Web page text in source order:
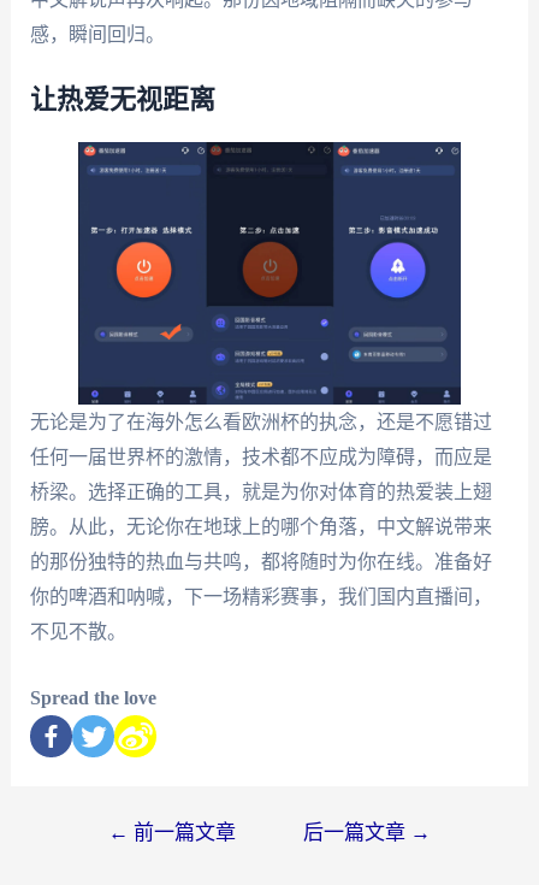
感，瞬间回归。
让热爱无视距离
无论是为了在海外怎么看欧洲杯的执念，还是不愿错过
任何一届世界杯的激情，技术都不应成为障碍，而应是
桥梁。选择正确的工具，就是为你对体育的热爱装上翅
膀。从此，无论你在地球上的哪个角落，中文解说带来
的那份独特的热血与共鸣，都将随时为你在线。准备好
你的啤酒和呐喊，下一场精彩赛事，我们国内直播间，
不见不散。
Spread the love
← 前一篇文章 后一篇文章 →